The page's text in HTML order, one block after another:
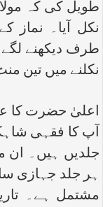
طویل کی کہ
نکل آیا۔
طرف دیکھنے
نکلنے میں تین منٹ ۴۸ سیکنڈ باقی
اعلیٰ حضرت کا
آپ کا فقہی
جلدیں ہیں۔ ان
ہر جلد جہازی
مشتمل ہے۔